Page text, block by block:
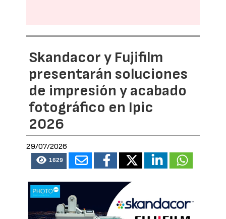
Skandacor y Fujifilm
presentarán soluciones
de impresión y acabado
fotográfico en Ipic
2026
29/07/2026
1629